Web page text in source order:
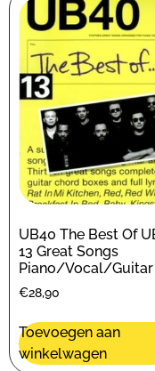
UB40 The Best Of
13 Great Songs
Piano/Vocal/Guitar
€28,90
Toevoegen aan
winkelwagen